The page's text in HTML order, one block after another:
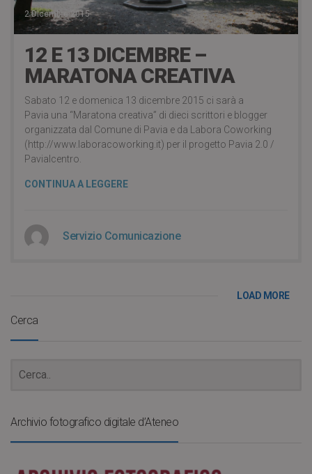
2 Dicembre 2015
12 E 13 DICEMBRE –
MARATONA CREATIVA
Sabato 12 e domenica 13 dicembre 2015 ci sarà a
Pavia una “Maratona creativa” di dieci scrittori e blogger
organizzata dal Comune di Pavia e da Labora Coworking
(http://www.laboracoworking.it) per il progetto Pavia 2.0 /
Pavialcentro.
CONTINUA A LEGGERE
Servizio Comunicazione
LOAD MORE
Cerca
Archivio fotografico digitale d’Ateneo